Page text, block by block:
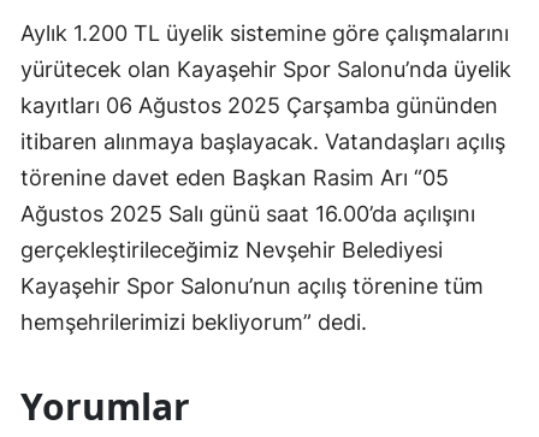
Aylık 1.200 TL üyelik sistemine göre çalışmalarını
yürütecek olan Kayaşehir Spor Salonu’nda üyelik
kayıtları 06 Ağustos 2025 Çarşamba gününden
itibaren alınmaya başlayacak. Vatandaşları açılış
törenine davet eden Başkan Rasim Arı “05
Ağustos 2025 Salı günü saat 16.00’da açılışını
gerçekleştirileceğimiz Nevşehir Belediyesi
Kayaşehir Spor Salonu’nun açılış törenine tüm
hemşehrilerimizi bekliyorum” dedi.
Yorumlar